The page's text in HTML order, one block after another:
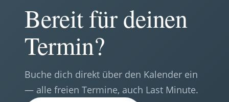
Bereit für deinen
Termin?
Buche dich direkt über den Kalender ein
— alle freien Termine, auch Last Minute.